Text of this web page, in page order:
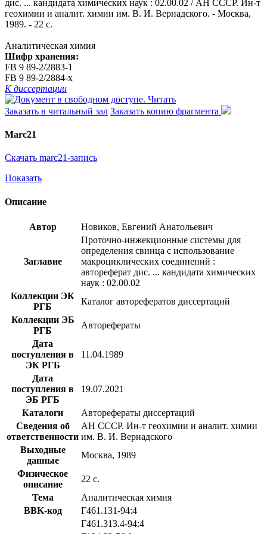
дис. ... кандидата химических наук : 02.00.02 / АН СССР. Ин-т
геохимии и аналит. химии им. В. И. Вернадского. - Москва,
1989. - 22 с.
Аналитическая химия
Шифр хранения:
FB 9 89-2/2883-1
FB 9 89-2/2884-x
К диссертации
Читать
Заказать в читальный зал Заказать копию фрагмента
Marc21
Скачать marc21-запись
Показать
Описание
Автор Новиков, Евгений Анатольевич
Заглавие
Проточно-инжекционные системы для
определения свинца с использование
макроциклических соединений :
автореферат дис. ... кандидата химических
наук : 02.00.02
Коллекции ЭК
РГБ
Каталог авторефератов диссертаций
Коллекции ЭБ
РГБ
Авторефераты
Дата
поступления в
ЭК РГБ
11.04.1989
Дата
поступления в
ЭБ РГБ
19.07.2021
Каталоги
Авторефераты диссертаций
Сведения об
ответственности
АН СССР. Ин-т геохимии и аналит. химии
им. В. И. Вернадского
Выходные
данные
Москва, 1989
Физическое
описание
22 с.
Тема
Аналитическая химия
BBK-код
Г461.131-94:4
Г461.313.4-94:4